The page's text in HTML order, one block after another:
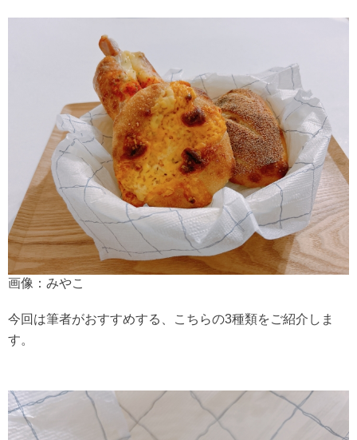
画像：みやこ
今回は筆者がおすすめする、こちらの3種類をご紹介しま
す。